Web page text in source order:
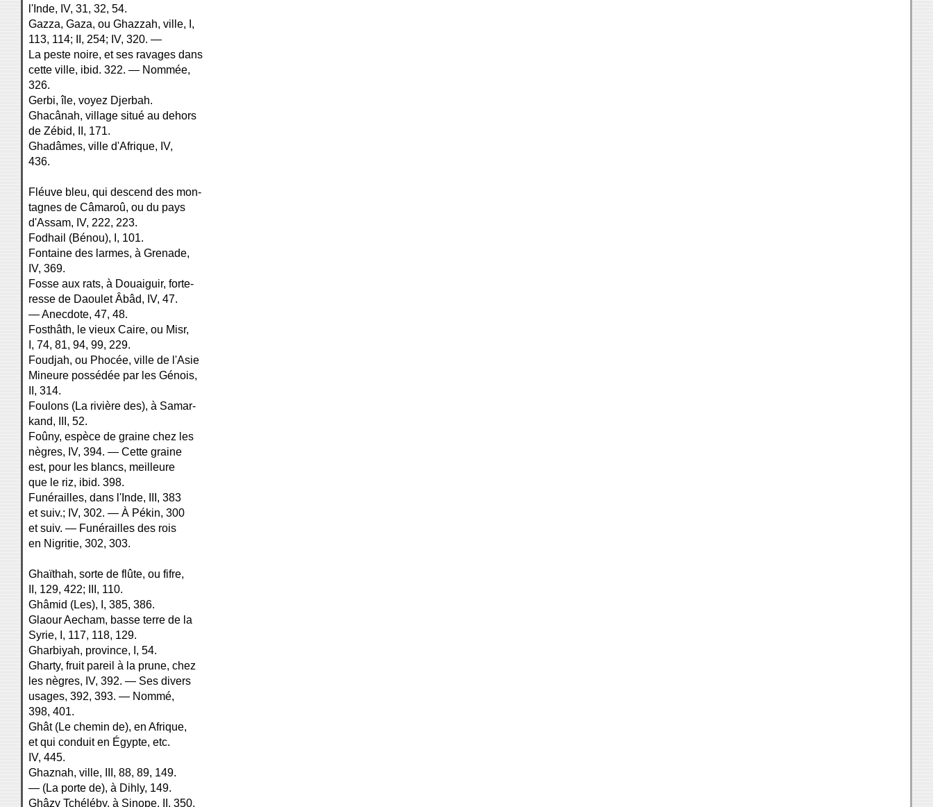
l'Inde, IV, 31, 32, 54.
Gazza, Gaza, ou Ghazzah, ville, I,
113, 114; II, 254; IV, 320. —
La peste noire, et ses ravages dans
cette ville, ibid. 322. — Nommée,
326.
Gerbi, île, voyez Djerbah.
Ghacânah, village situé au dehors
de Zébid, II, 171.
Ghadâmes, ville d'Afrique, IV,
436.
Fléuve bleu, qui descend des mon-
tagnes de Câmaroû, ou du pays
d'Assam, IV, 222, 223.
Fodhail (Bénou), I, 101.
Fontaine des larmes, à Grenade,
IV, 369.
Fosse aux rats, à Douaiguir, forte-
resse de Daoulet Âbâd, IV, 47.
— Anecdote, 47, 48.
Fosthâth, le vieux Caire, ou Misr,
I, 74, 81, 94, 99, 229.
Foudjah, ou Phocée, ville de l'Asie
Mineure possédée par les Génois,
II, 314.
Foulons (La rivière des), à Samar-
kand, III, 52.
Foûny, espèce de graine chez les
nègres, IV, 394. — Cette graine
est, pour les blancs, meilleure
que le riz, ibid. 398.
Funérailles, dans l'Inde, III, 383
et suiv.; IV, 302. — À Pékin, 300
et suiv. — Funérailles des rois
en Nigritie, 302, 303.
Ghaïthah, sorte de flûte, ou fifre,
II, 129, 422; III, 110.
Ghâmid (Les), I, 385, 386.
Glaour Aecham, basse terre de la
Syrie, I, 117, 118, 129.
Gharbiyah, province, I, 54.
Gharty, fruit pareil à la prune, chez
les nègres, IV, 392. — Ses divers
usages, 392, 393. — Nommé,
398, 401.
Ghât (Le chemin de), en Afrique,
et qui conduit en Égypte, etc.
IV, 445.
Ghaznah, ville, III, 88, 89, 149.
— (La porte de), à Dihly, 149.
Ghâzy Tchéléby, à Sinope, II, 350,